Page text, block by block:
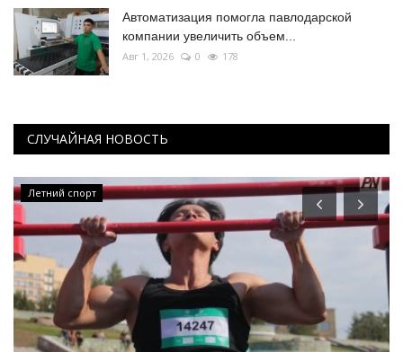
Автоматизация помогла павлодарской
компании увеличить объем...
Авг 1, 2026 0 178
СЛУЧАЙНАЯ НОВОСТЬ
Летний спорт